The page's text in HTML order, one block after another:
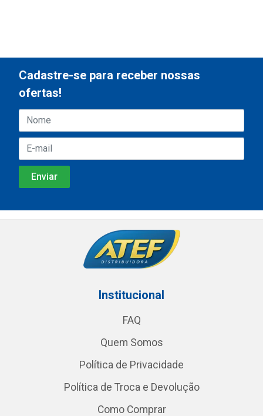
Cadastre-se para receber nossas
ofertas!
Institucional
FAQ
Quem Somos
Política de Privacidade
Política de Troca e Devolução
Como Comprar